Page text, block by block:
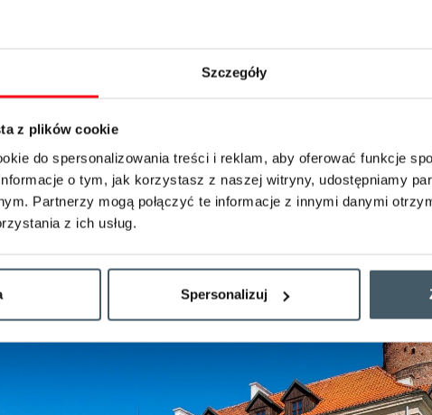
Szczegóły
z plików cookie
do spersonalizowania treści i reklam, aby oferować funkcje
o tym, jak korzystasz z naszej witryny, udostępniamy
Partnerzy mogą połączyć te informacje z innymi danymi
z ich usług.
Spersonalizuj
i termy
miasto znane przede wszystkim z leczniczych źródeł
Arcybiskupów Gnieźnieńskich, który jest świadectwem
stylu gotyckim, będąca jednym z najcenniejszych zabytków